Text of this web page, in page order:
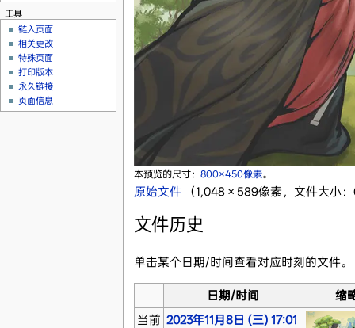
本预览的尺寸： 800×450像素。
原始文件‎ （1,048 × 589像素，文件大小
文件历史
单击某个日期/时间查看对应时刻的文件。
日期/时间
缩
当前 2023年11月8日 (三) 17:01
工具
链入页面
相关更改
特殊页面
打印版本
永久链接
页面信息